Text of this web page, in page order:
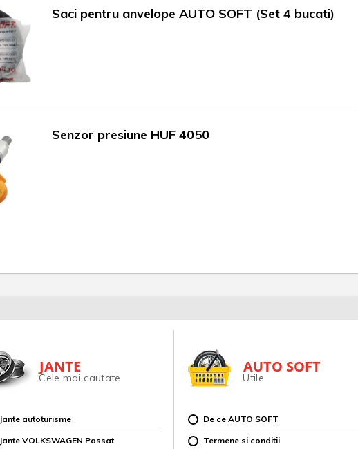
Saci pentru anvelope AUTO SOFT (Set 4 bucati)
Senzor presiune HUF 4050
JANTE
Cele mai cautate
Jante autoturisme
Jante VOLKSWAGEN Passat
AUTO SOFT
Utile
De ce AUTO SOFT
Termene si conditii